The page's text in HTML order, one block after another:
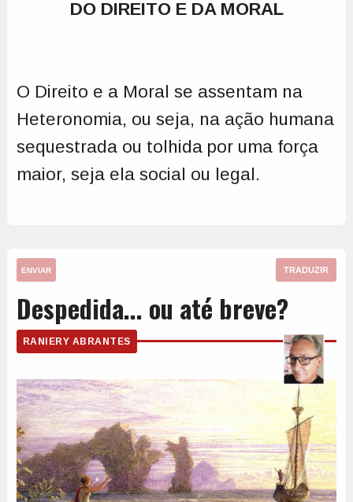
DO DIREITO E DA MORAL
O Direito e a Moral se assentam na
Heteronomia, ou seja, na ação humana
sequestrada ou tolhida por uma força
maior, seja ela social ou legal.
ENVIAR TRADUZIR
Despedida... ou até breve?
RANIERY ABRANTES